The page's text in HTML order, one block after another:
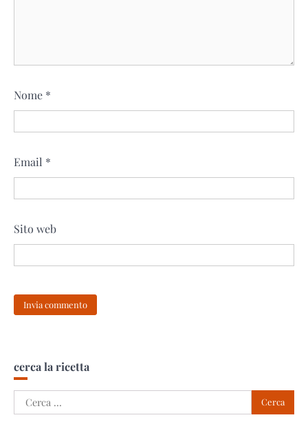
Nome *
Email *
Sito web
cerca la ricetta
Ricerca
per: